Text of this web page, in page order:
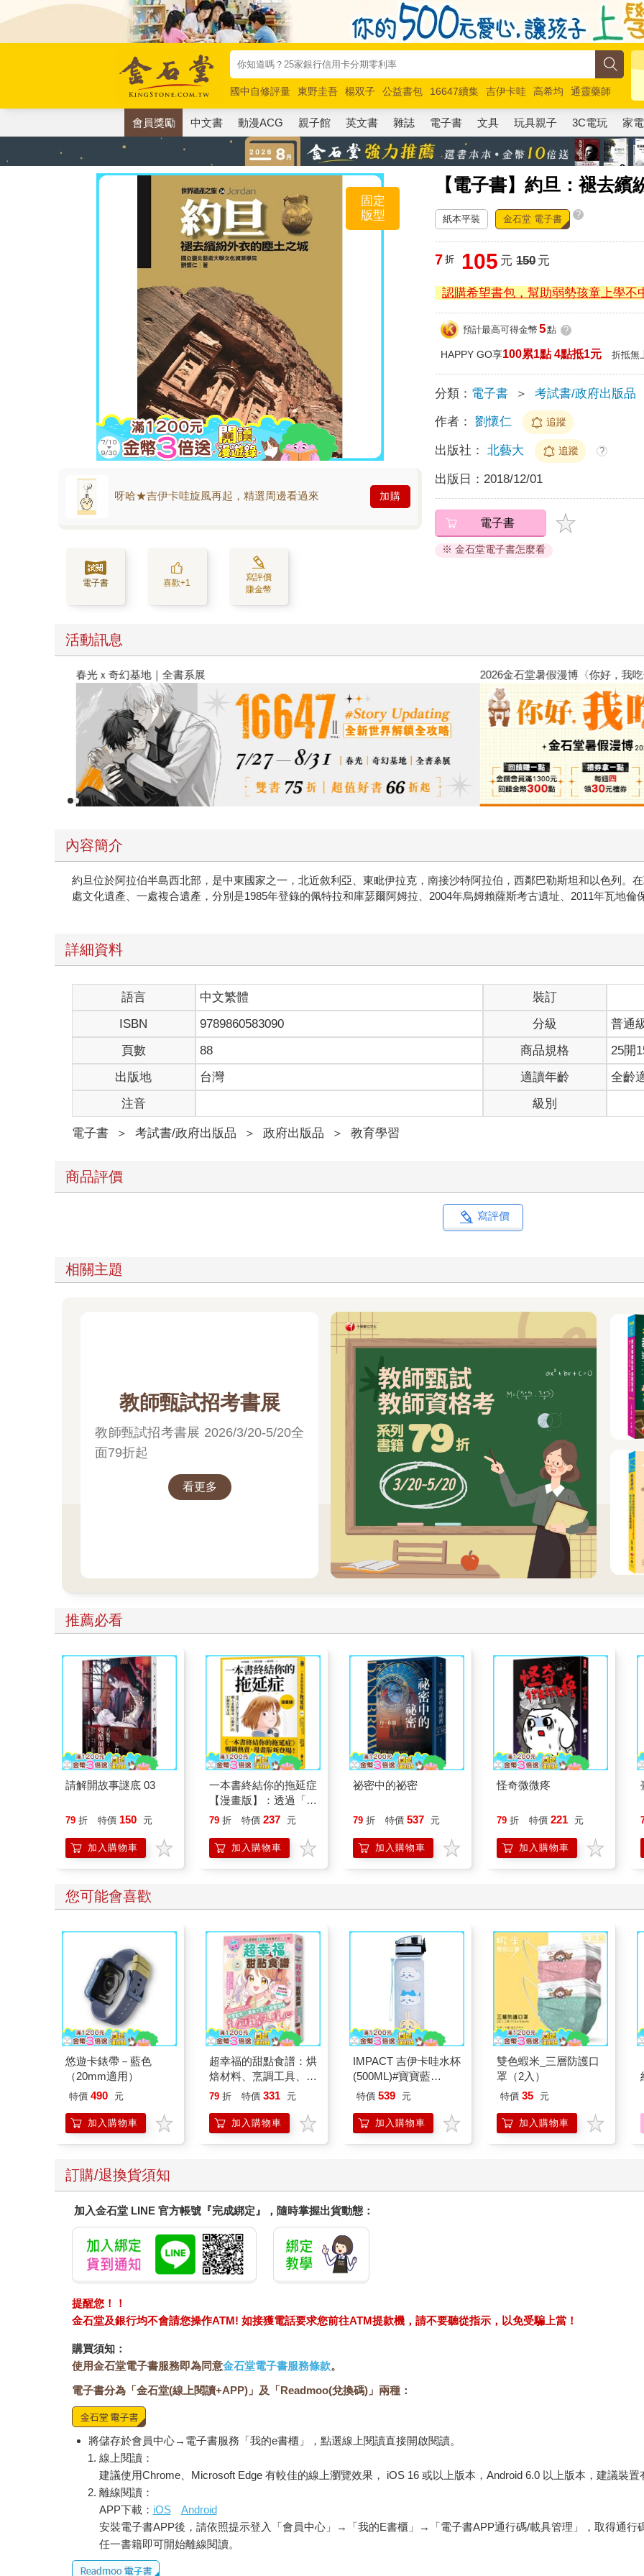
國中自修評量 東野圭吾 楊双子 公益書包 16647續集 吉伊卡哇 高希均
通靈藥師
唯紅花綻放
奧德賽 路邊攤新作 馬斯克 玩具總動員5 超慢跑
會員獎勵 中文書 動漫ACG 親子館 英文書 雜誌 電子書 文具 玩具親子 3C電玩 家電
【電子書】約旦：褪去繽
固定
版型
呀哈★吉伊卡哇旋風再起，精選周邊看過來 加購
電子書 喜歡+1
寫評價
賺金幣
紙本平裝 金石堂 電子書 ?
7 折 105 元 150元
認購希望書包，幫助弱勢孩童上學不
預計最高可得金幣 5點 ?
HAPPY GO享100累1點 4點抵1元 折抵無
分類： 電子書 ＞ 考試書/政府出版品
作者： 劉懷仁 追蹤
出版社： 北藝大 追蹤 ?
出版日： 2018/12/01
電子書
※ 金石堂電子書怎麼看
活動訊息
春光ｘ奇幻基地｜全書系展 2026金石堂暑假漫博〈你好，我
內容簡介
約旦位於阿拉伯半島西北部，是中東國家之一，北近敘利亞、東毗伊拉克，南接沙特阿拉伯，西鄰巴勒斯坦和以色列。
處文化遺產、一處複合遺產，分別是1985年登錄的佩特拉和庫瑟爾阿姆拉、2004年烏姆賴薩斯考古遺址、2011年瓦地倫
詳細資料
語言 中文繁體
裝訂
ISBN
9789860583090 分級
普通
頁數
88 商品規格
25開
出版地
台灣 適讀年齡
全齡
注音
級別
電子書 ＞ 考試書/政府出版品 ＞ 政府出版品 ＞ 教育學習
商品評價
寫評價
相關主題
教師甄試招考書展
教師甄試招考書展 2026/3/20-5/20全
面79折起
看更多
推薦必看
請解開故事謎底 03
79 折 特價 150 元
加入購物車
一本書終結你的拖延症
【漫畫版】：透過「小
行動」打開大腦的行動
「行動派」的37個科
學方法
79 折 特價 237 元
加入購物車
祕密中的祕密
79 折 特價 537 元
加入購物車
怪奇微微疼
79 折 特價 221 元
加入購物車
您可能會喜歡
悠遊卡錶帶－藍色
（20mm適用）
特價 490 元
加入購物車
超幸福的甜點食譜：烘
焙材料、烹調工具、可
愛配色【閃亮女孩6】
79 折 特價 331 元
加入購物車
IMPACT 吉伊卡哇水杯
(500ML)#寶寶藍
IMCHB01LB
特價 539 元
加入購物車
雙色蝦米_三層防護口
罩（2入）
特價 35 元
加入購物車
訂購/退換貨須知
加入金石堂 LINE 官方帳號『完成綁定』，隨時掌握出貨動態：
提醒您！！
金石堂及銀行均不會請您操作ATM! 如接獲電話要求您前往ATM提款機，請不要聽從指示，以免受騙上當！
購買須知：
使用金石堂電子書服務即為同意金石堂電子書服務條款。
電子書分為「金石堂(線上閱讀+APP)」及「Readmoo(兌換碼)」兩種：
將儲存於會員中心→電子書服務「我的e書櫃」，點選線上閱讀直接開啟閱讀。
線上閱讀：
建議使用Chrome、Microsoft Edge 有較佳的線上瀏覽效果， iOS 16 或以上版本，Android 6.0 以上版本，建議裝置
離線閱讀：
APP下載： iOS
Android
安裝電子書APP後，請依照提示登入「會員中心」→「我的E書櫃」→「電子書APP通行碼/載具管理」，取得通行
任一書籍即可開始離線閱讀。